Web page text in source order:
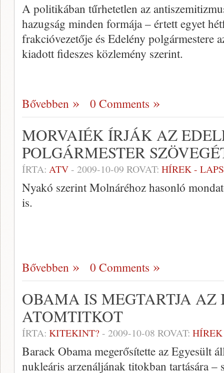
A politikában tűrhetetlen az
hazugság minden formája – értett egyet
frakcióvezetője és Edelény polgármestere
kiadott fideszes közlemény szerint.
Bővebben 0 Comments
MORVAIÉK ÍRJÁK AZ
POLGÁRMESTER
ÍRTA: ATV- 2009-10-09 ROVAT: HÍREK -
Nyakó szerint Molnáréhoz hasonló
is.
Bővebben 0 Comments
OBAMA IS MEGTARTJA AZ
ATOMTITKOT
ÍRTA: KITEKINT? - 2009-10-08 ROVAT:
Barack Obama megerősítette az Egyesült
nukleáris arzenáljának titokban tartására –